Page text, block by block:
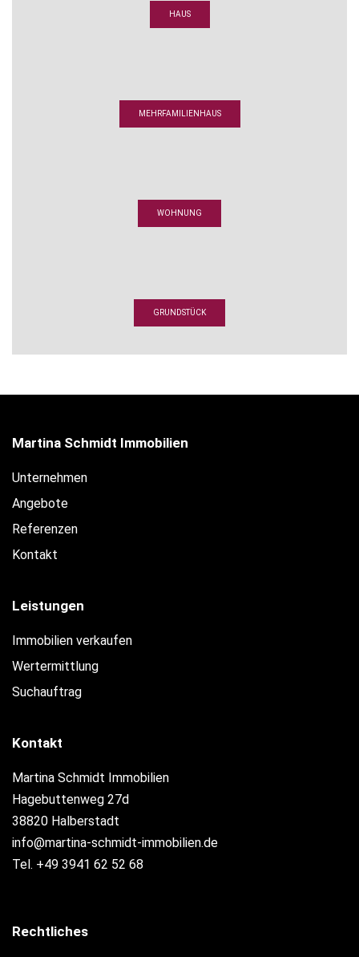
HAUS
MEHRFAMILIENHAUS
WOHNUNG
GRUNDSTÜCK
Martina Schmidt Immobilien
Unternehmen
Angebote
Referenzen
Kontakt
Leistungen
Immobilien verkaufen
Wertermittlung
Suchauftrag
Kontakt
Martina Schmidt Immobilien
Hagebuttenweg 27d
38820 Halberstadt
info@martina-schmidt-immobilien.de
Tel. +49 3941 62 52 68
Rechtliches